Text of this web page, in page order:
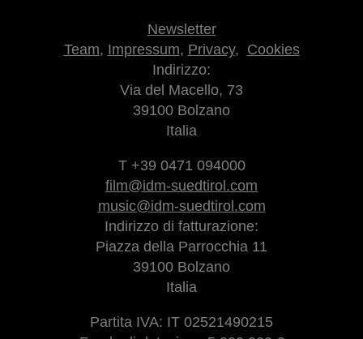
Newsletter
Team, Impressum, Privacy, Cookies
Indirizzo:
Via del Macello, 73
39100 Bolzano
Italia
T +39 0471 094000
film@idm-suedtirol.com
music@idm-suedtirol.com
Indirizzo di fatturazione:
Piazza della Parrocchia 11
39100 Bolzano
Italia
Partita IVA: IT 02521490215